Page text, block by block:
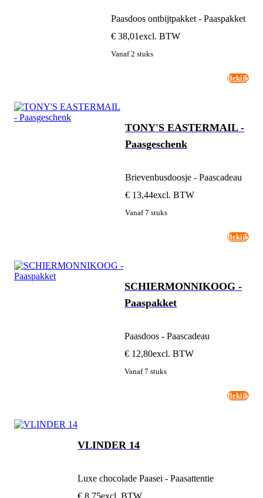
Paasdoos ontbijtpakket - Paaspakket
€ 38,01excl. BTW
Vanaf 2 stuks
Bekijk
TONY'S EASTERMAIL -
Paasgeschenk
Brievenbusdoosje - Paascadeau
€ 13,44excl. BTW
Vanaf 7 stuks
Bekijk
SCHIERMONNIKOOG -
Paaspakket
Paasdoos - Paascadeau
€ 12,80excl. BTW
Vanaf 7 stuks
Bekijk
VLINDER 14
Luxe chocolade Paasei - Paasattentie
€ 8,75excl. BTW